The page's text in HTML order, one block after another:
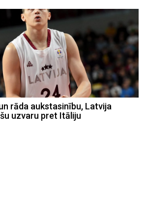
rāda aukstasinību, Latvija
uzvaru pret Itāliju